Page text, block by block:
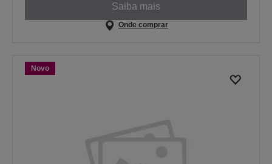
Saiba mais
Onde comprar
Novo